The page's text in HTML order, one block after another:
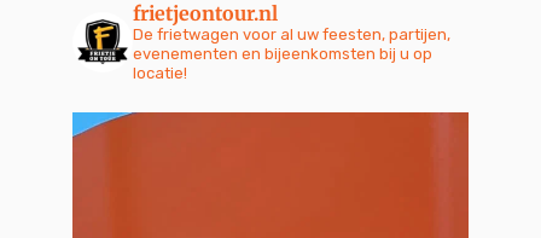
frietjeontour.nl
De frietwagen voor al uw feesten, partijen,
evenementen en bijeenkomsten bij u op
locatie!